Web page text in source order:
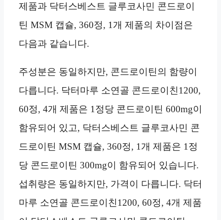
제품과 닥터스베스트 글루코사민 콘드로이
틴 MSM 캡슐, 360정, 1개 제품의 차이점은
다음과 같습니다.
주성분은 동일하지만, 콘드로이틴의 함량이
다릅니다. 닥터마루 소연골 콘드로이친1200,
60정, 4개 제품은 1정당 콘드로이틴 600mg이
함유되어 있고, 닥터스베스트 글루코사민 콘
드로이틴 MSM 캡슐, 360정, 1개 제품은 1정
당 콘드로이틴 300mg이 함유되어 있습니다.
섭취량은 동일하지만, 가격이 다릅니다. 닥터
마루 소연골 콘드로이친1200, 60정, 4개 제품